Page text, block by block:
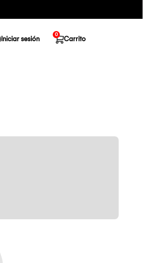
Iniciar sesión Carrito
0